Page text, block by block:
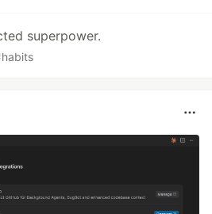
superpower.
habits